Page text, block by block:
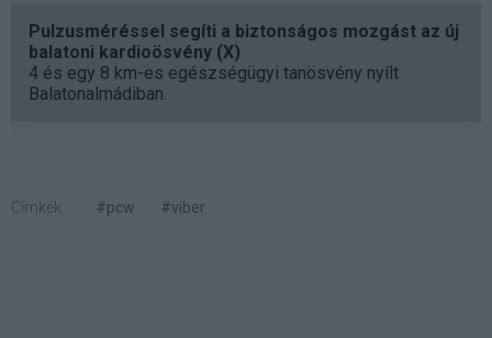
Pulzusméréssel segíti a biztonságos mozgást az új
balatoni kardioösvény (X)
4 és egy 8 km-es egészségügyi tanösvény nyílt
Balatonalmádiban.
Címkék: #pcw #viber